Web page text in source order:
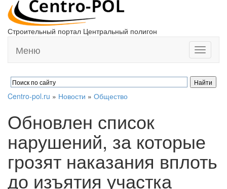
Строительный портал Центральный полигон
Toggle
Меню
Centro-pol.ru » Новости » Общество
Обновлен список
нарушений, за которые
грозят наказания вплоть
до изъятия участка